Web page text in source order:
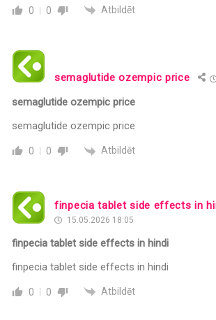
0 0 Atbildēt
semaglutide ozempic price
semaglutide ozempic price
semaglutide ozempic price
0 0 Atbildēt
finpecia tablet side effects in
15.05.2026 18:05
finpecia tablet side effects in hindi
finpecia tablet side effects in hindi
0 0 Atbildēt